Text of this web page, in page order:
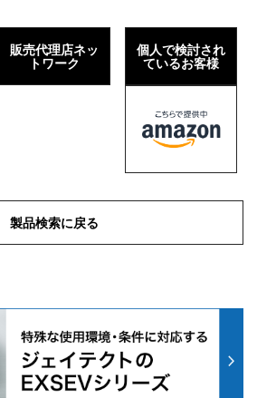
販売代理店ネッ
トワーク
個人で検討され
ているお客様
製品検索に戻る